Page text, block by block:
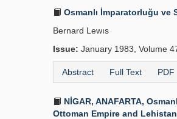
Osmanlı İmparatorluğu ve
Bernard Lewıs
Issue: January 1983, Volume
Abstract Full Text PDF
NİGAR, ANAFARTA,
Ottoman Empire and